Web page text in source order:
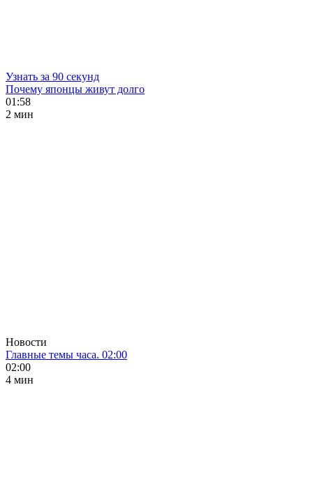
Узнать за 90 секунд
Почему японцы живут долго
01:58
2 мин
Новости
Главные темы часа. 02:00
02:00
4 мин